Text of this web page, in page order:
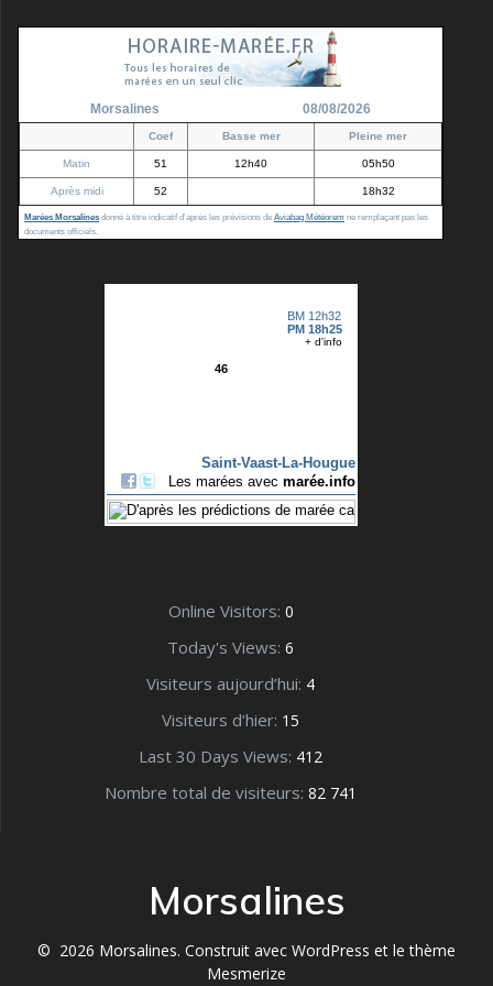
Morsalines 08/08/2026
Coef Basse mer Pleine mer
Matin 51 12h40 05h50
Après midi 52 18h32
Marées Morsalines donné à titre indicatif d'après les prévisions de Aviabag Météorem ne remplaçant pas les
documents officiels.
Online Visitors: 0
Today's Views: 6
Visiteurs aujourd’hui: 4
Visiteurs d’hier: 15
Last 30 Days Views: 412
Nombre total de visiteurs: 82 741
Morsalines
© 2026 Morsalines. Construit avec WordPress et lethème
Mesmerize